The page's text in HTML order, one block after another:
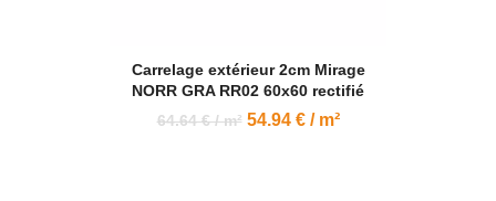
Carrelage extérieur 2cm Mirage
NORR GRA RR02 60x60 rectifié
64.64 € / m² 54.94 € / m²